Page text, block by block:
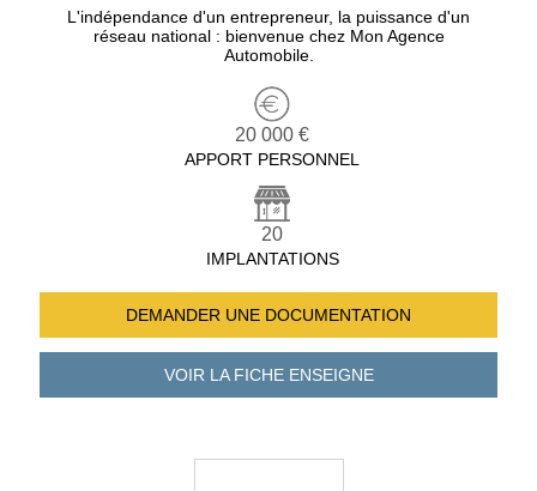
L'indépendance d'un entrepreneur, la puissance d'un
réseau national : bienvenue chez Mon Agence
Automobile.
20 000 €
APPORT PERSONNEL
20
IMPLANTATIONS
DEMANDER UNE DOCUMENTATION
VOIR LA FICHEENSEIGNE